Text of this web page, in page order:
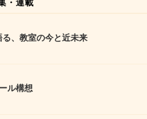
・連載
、教室の今と近未来
ル構想